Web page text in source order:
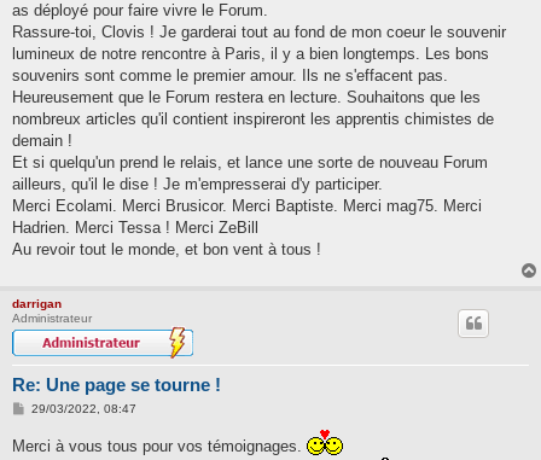
as déployé pour faire vivre le Forum.
Rassure-toi, Clovis ! Je garderai tout au fond de mon coeur le souvenir
lumineux de notre rencontre à Paris, il y a bien longtemps. Les bons
souvenirs sont comme le premier amour. Ils ne s'effacent pas.
Heureusement que le Forum restera en lecture. Souhaitons que les
nombreux articles qu'il contient inspireront les apprentis chimistes de
demain !
Et si quelqu'un prend le relais, et lance une sorte de nouveau Forum
ailleurs, qu'il le dise ! Je m'empresserai d'y participer.
Merci Ecolami. Merci Brusicor. Merci Baptiste. Merci mag75. Merci
Hadrien. Merci Tessa ! Merci ZeBill
Au revoir tout le monde, et bon vent à tous !
darrigan
Administrateur
Re: Une page se tourne !
M
s
29/03/2022, 08:47
Merci à vous tous pour vos témoignages.